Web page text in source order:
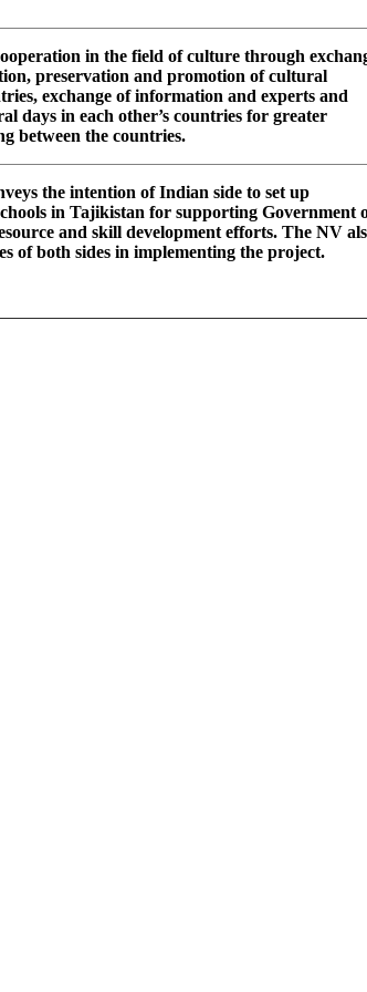
in the field of culture through
preservation and promotion of cultural
exchange of information and experts and
days in each other’s countries for greater
between the countries.
the intention of Indian side to set up
in Tajikistan for supporting Government
and skill development efforts. The NV
of both sides in implementing the project.